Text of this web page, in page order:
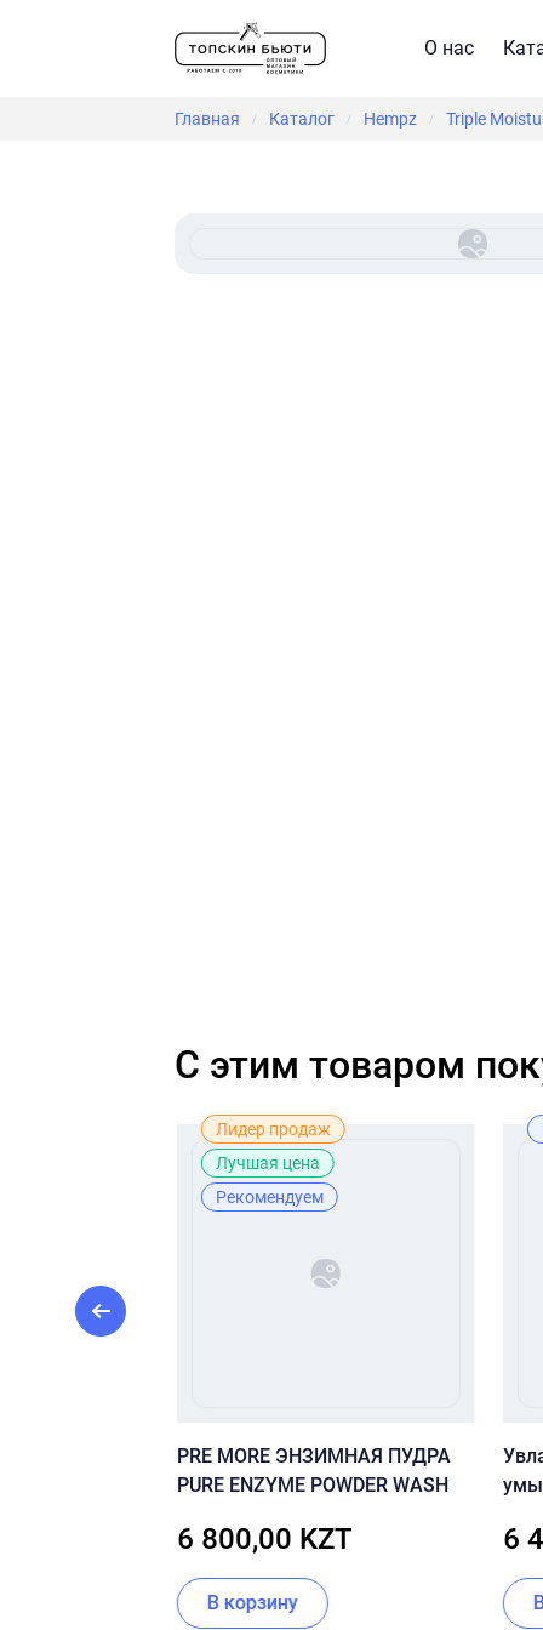
О нас
Главная / Каталог / Hempz / Triple
C этим товаром
Лидер продаж
Лучшая цена
Рекомендуем
PRE MORE ЭНЗИМНАЯ ПУДРА
PURE ENZYME POWDER WASH
6 800,00 KZT
В корзину
6